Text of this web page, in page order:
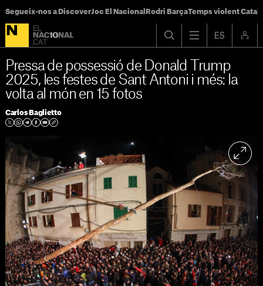
Segueix-nos a DiscoverJoc El Nacional Rodri BarçaTemps violent
Pressa de possessió de Donald Trump
2025, les festes de Sant Antoni i més: la
volta al món en 15 fotos
Carlos Baglietto